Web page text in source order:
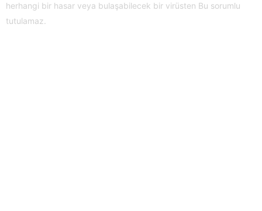
herhangi bir hasar veya bulaşabilecek bir virüsten Bu sorumlu
tutulamaz.